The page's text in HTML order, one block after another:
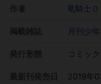
竜騎士０
月刊少
コミック
2019年